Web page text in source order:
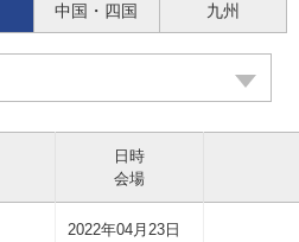
中国・四国 九州
日時
会場
2022年04月23日